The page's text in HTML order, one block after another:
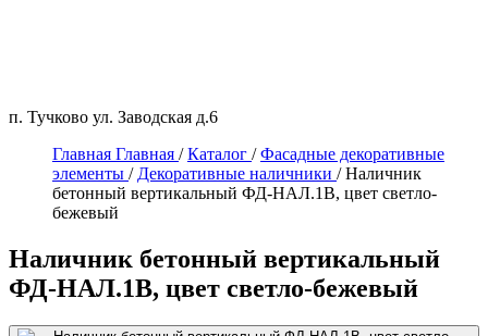
п. Тучково ул. Заводская д.6
Главная Главная / Каталог / Фасадные декоративные
элементы / Декоративные наличники / Наличник
бетонный вертикальный ФД-НАЛ.1В, цвет светло-
бежевый
Наличник бетонный вертикальный
ФД-НАЛ.1В, цвет светло-бежевый